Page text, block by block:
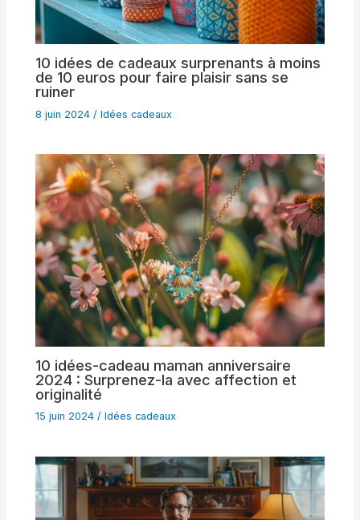
10 idées de cadeaux surprenants à moins
de 10 euros pour faire plaisir sans se
ruiner
8 juin 2024 /Idées cadeaux
10 idées-cadeau maman anniversaire
2024 : Surprenez-la avec affection et
originalité
15 juin 2024/Idées cadeaux